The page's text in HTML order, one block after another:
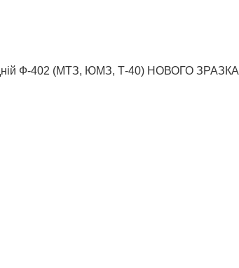
Ф-402 (МТЗ, ЮМЗ, Т-40) НОВОГО ЗРАЗКА